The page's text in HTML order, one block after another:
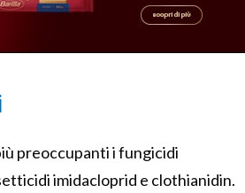
preoccupanti i fungicidi
imidacloprid e clothianidin.